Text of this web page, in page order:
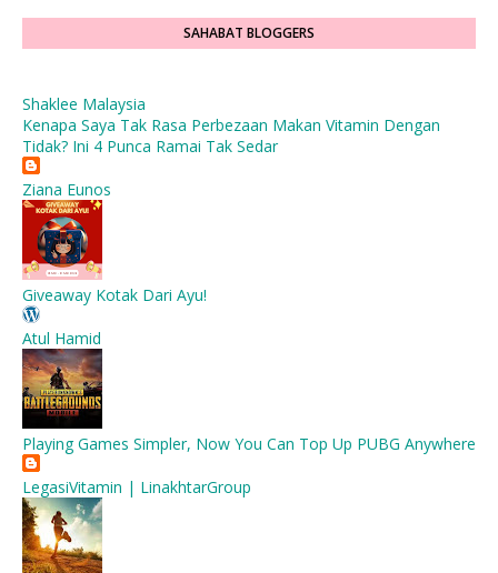
SAHABAT BLOGGERS
Shaklee Malaysia
Kenapa Saya Tak Rasa Perbezaan Makan Vitamin Dengan
Tidak? Ini 4 Punca Ramai Tak Sedar
Ziana Eunos
Giveaway Kotak Dari Ayu!
Atul Hamid
Playing Games Simpler, Now You Can Top Up PUBG Anywhere
LegasiVitamin | LinakhtarGroup